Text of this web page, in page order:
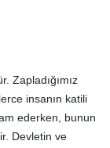
Zapladığımız
insanın katili
ederken, bunun
Devletin ve